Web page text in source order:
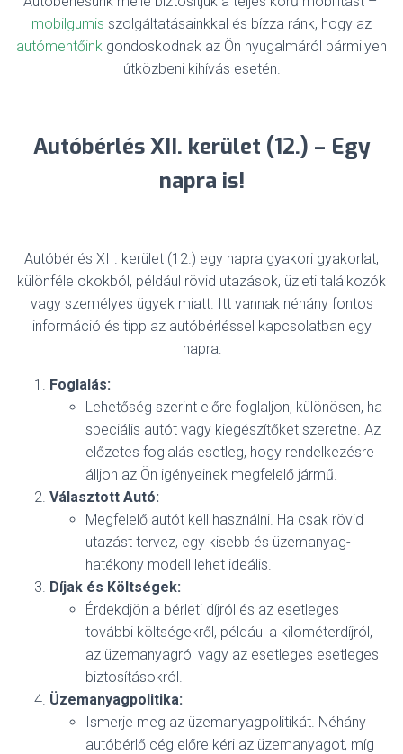
mobilgumis szolgáltatásainkkal és bízza ránk, hogy az
autómentőink gondoskodnak az Ön nyugalmáról bármilyen
útközbeni kihívás esetén.
Autóbérlés XII. kerület (12.) – Egy
napra is!
Autóbérlés XII. kerület (12.) egy napra gyakori gyakorlat,
különféle okokból, például rövid utazások, üzleti találkozók
vagy személyes ügyek miatt. Itt vannak néhány fontos
információ és tipp az autóbérléssel kapcsolatban egy
napra:
Foglalás:
Lehetőség szerint előre foglaljon, különösen, ha
speciális autót vagy kiegészítőket szeretne. Az
előzetes foglalás esetleg, hogy rendelkezésre
álljon az Ön igényeinek megfelelő jármű.
Választott Autó:
Megfelelő autót kell használni. Ha csak rövid
utazást tervez, egy kisebb és üzemanyag-
hatékony modell lehet ideális.
Díjak és Költségek:
Érdekdjön a bérleti díjról és az esetleges
további költségekről, például a kilométerdíjról,
az üzemanyagról vagy az esetleges esetleges
biztosításokról.
Üzemanyagpolitika:
Ismerje meg az üzemanyagpolitikát. Néhány
autóbérlő cég előre kéri az üzemanyagot, míg